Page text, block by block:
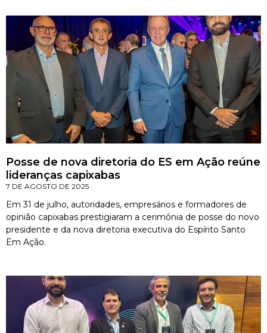
Posse de nova diretoria do ES em Ação reúne
lideranças capixabas
7 DE AGOSTO DE 2025
Em 31 de julho, autoridades, empresários e formadores de
opinião capixabas prestigiaram a cerimônia de posse do novo
presidente e da nova diretoria executiva do Espírito Santo
Em Ação.